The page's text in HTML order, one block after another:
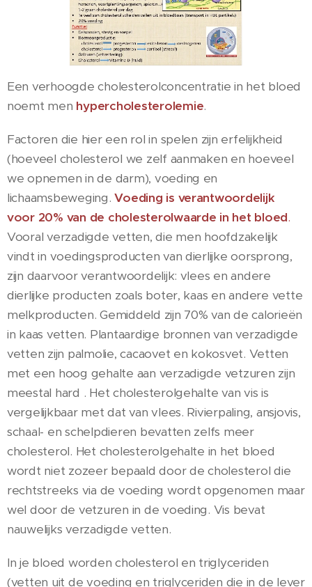
Een verhoogde cholesterolconcentratie in het bloed
noemt men hypercholesterolemie.
Factoren die hier een rol in spelen zijn erfelijkheid
(hoeveel cholesterol we zelf aanmaken en hoeveel
we opnemen in de darm), voeding en
lichaamsbeweging.Voeding is verantwoordelijk
voor 20% van de cholesterolwaarde in het bloed.
Vooral verzadigde vetten, die men hoofdzakelijk
vindt in voedingsproducten van dierlijke oorsprong,
zijn daarvoor verantwoordelijk: vlees en andere
dierlijke producten zoals boter, kaas en andere vette
melkproducten. Gemiddeld zijn 70% van de calorieën
in kaas vetten. Plantaardige bronnen van verzadigde
vetten zijn palmolie, cacaovet en kokosvet. Vetten
met een hoog gehalte aan verzadigde vetzuren zijn
meestal hard . Het cholesterolgehalte van vis is
vergelijkbaar met dat van vlees. Rivierpaling, ansjovis,
schaal- en schelpdieren bevatten zelfs meer
cholesterol. Het cholesterolgehalte in het bloed
wordt niet zozeer bepaald door de cholesterol die
rechtstreeks via de voeding wordt opgenomen maar
wel door de vetzuren in de voeding. Vis bevat
nauwelijks verzadigde vetten.
In je bloed worden cholesterol en triglyceriden
(vetten uit de voeding en triglyceriden die in de lever